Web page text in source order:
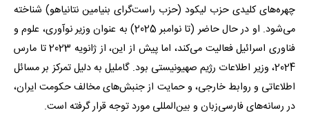
چهره‌های کلیدی حزب لیکود (حزب راست‌گرای بنیامین نتانیاهو) شناخته
می‌شود. او در حال حاضر (تا نوامبر 2025) به عنوان وزیر نوآوری، علوم و
فناوری اسرائیل فعالیت می‌کند، اما پیش از این، از ژانویه 2023 تا مارس
2024، وزیر اطلاعات رژیم صهیونیستی بود. گاملیل به دلیل تمرکز بر مسائل
اطلاعاتی و روابط خارجی، و حمایت از جنبش‌های مخالف حکومت ایران،
در رسانه‌های فارسی‌زبان و بین‌المللی مورد توجه قرار گرفته است.